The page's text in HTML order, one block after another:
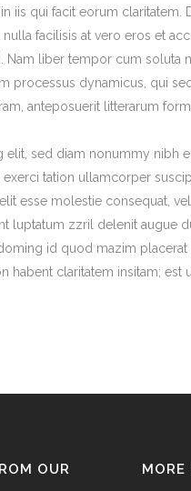
iis qui facit eorum
facilisis at vero eros et
Nam liber tempor cum
processus dynamicus, qui
anteposuerit litterarum
sed diam nonummy nibh
tation ullamcorper
esse molestie consequat,
luptatum zzril delenit augue
id quod mazim placerat
habent claritatem insitam;
OUR
MORE